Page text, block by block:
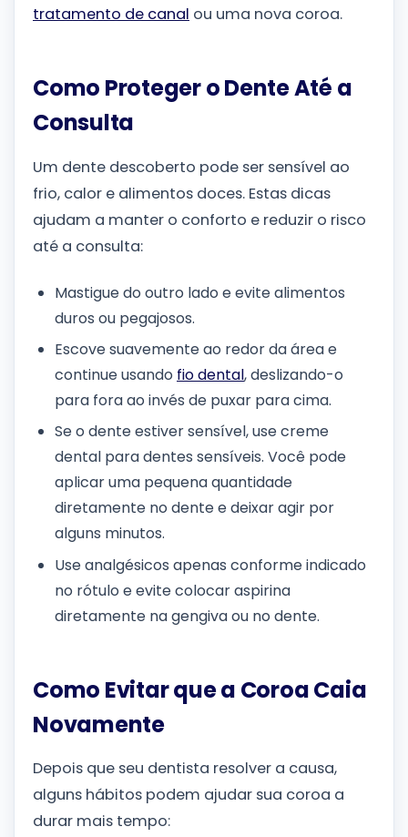
tratamento de canal ou uma nova coroa.
Como Proteger o Dente Até a
Consulta
Um dente descoberto pode ser sensível ao
frio, calor e alimentos doces. Estas dicas
ajudam a manter o conforto e reduzir o risco
até a consulta:
Mastigue do outro lado e evite alimentos
duros ou pegajosos.
Escove suavemente ao redor da área e
continue usando fio dental, deslizando-o
para fora ao invés de puxar para cima.
Se o dente estiver sensível, use creme
dental para dentes sensíveis. Você pode
aplicar uma pequena quantidade
diretamente no dente e deixar agir por
alguns minutos.
Use analgésicos apenas conforme indicado
no rótulo e evite colocar aspirina
diretamente na gengiva ou no dente.
Como Evitar que a Coroa Caia
Novamente
Depois que seu dentista resolver a causa,
alguns hábitos podem ajudar sua coroa a
durar mais tempo: